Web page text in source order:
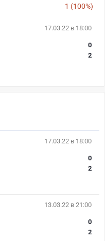
1 (100%)
17.03.22 в 18:00
0
2
17.03.22 в 18:00
0
2
13.03.22 в 21:00
0
2